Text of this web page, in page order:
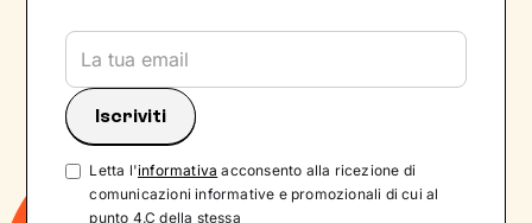
Letta l'informativa acconsento alla ricezione di
comunicazioni informative e promozionali di cui al
punto 4.C della stessa